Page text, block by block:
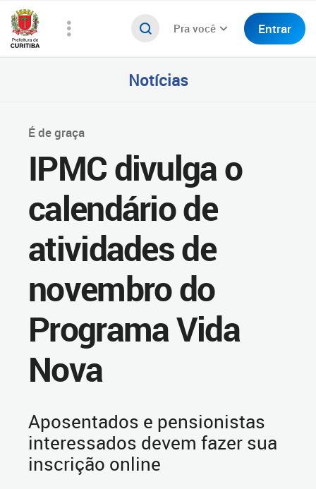
Pra você Entrar
Notícias
É de graça
IPMC divulga o
calendário de
atividades de
novembro do
Programa Vida
Nova
Aposentados e pensionistas
interessados devem fazer sua
inscrição online